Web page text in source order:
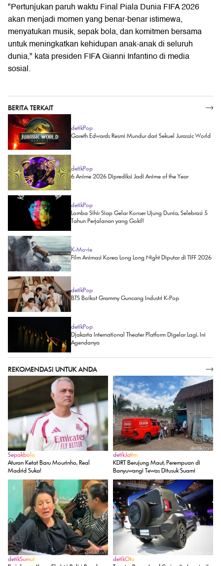
"Pertunjukan paruh waktu Final Piala Dunia FIFA 2026
akan menjadi momen yang benar-benar istimewa,
menyatukan musik, sepak bola, dan komitmen bersama
untuk meningkatkan kehidupan anak-anak di seluruh
dunia," kata presiden FIFA Gianni Infantino di media
sosial.
BERITA TERKAIT
detikPop
Gareth Edwards Resmi Mundur dari Sekuel Jurassic World
detikPop
6 Anime 2026 Diprediksi Jadi Anime of the Year
detikPop
Lomba Sihir Siap Gelar Konser Ujung Dunia, Selebrasi 5
Tahun Perjalanan yang Gokil!
K-Movie
Film Animasi Korea Long Long Night Diputar di TIFF 2026
detikPop
BTS Boikot Grammy Guncang Industri K-Pop
detikPop
Djakarta International Theater Platform Digelar Lagi, Ini
Agendanya
REKOMENDASI UNTUK ANDA
Sepakbola
Aturan Ketat Baru Mourinho, Real
Madrid Suka!
detikJatim
KDRT Berujung Maut, Perempuan di
Banyuwangi Tewas Ditusuk Suami
detikSumut
detikOto